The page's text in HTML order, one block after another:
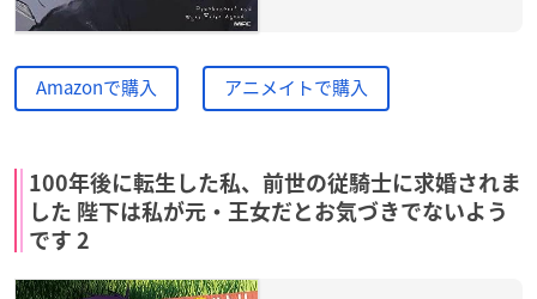
Amazonで購入 アニメイトで購入
100年後に転生した私、前世の従騎士に求婚されま
した 陛下は私が元・王女だとお気づきでないよう
です 2